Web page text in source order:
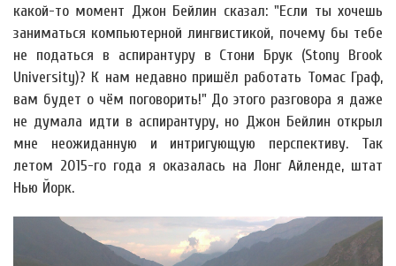
какой-то момент Джон Бейлин сказал: "Если ты хочешь
заниматься компьютерной лингвистикой, почему бы тебе
не податься в аспирантуру в Стони Брук (Stony Brook
University)? К нам недавно пришёл работать Томас Граф,
вам будет о чём поговорить!" До этого разговора я даже
не думала идти в аспирантуру, но Джон Бейлин открыл
мне неожиданную и интригующую перспективу. Так
летом 2015-го года я оказалась на Лонг Айленде, штат
Нью Йорк.